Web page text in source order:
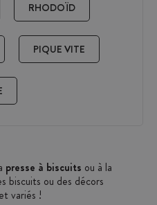
RHODOÏD
PIQUE VITE
presse à biscuits ou à la
biscuits ou des décors
variés !